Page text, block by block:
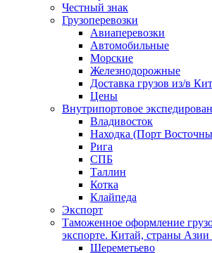
Честный знак
Грузоперевозки
Авиаперевозки
Автомобильные
Морские
Железнодорожные
Доставка грузов из/в
Цены
Внутрипортовое
Владивосток
Находка (Порт
Рига
СПБ
Таллин
Котка
Клайпеда
Экспорт
Таможенное оформление
экспорте. Китай, страны
Шереметьево